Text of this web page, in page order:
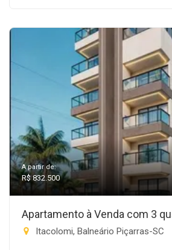
A partir de:
R$ 832.500
Apartamento à Venda com 3
Itacolomi, Balneário Piçarras-SC